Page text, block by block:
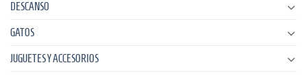
DESCANSO
GATOS
JUGUETES Y ACCESORIOS